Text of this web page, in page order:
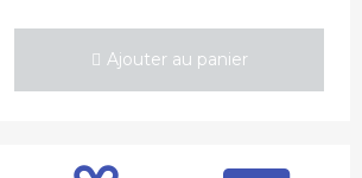
Ajouter au panier